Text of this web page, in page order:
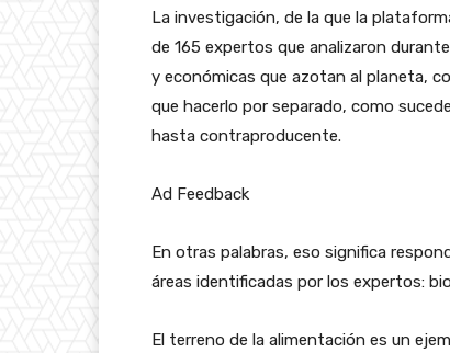
La investigación, de la que la
de 165 expertos que analizaron
y económicas que azotan al planeta,
que hacerlo por separado, como
hasta contraproducente.
Ad Feedback
En otras palabras, eso significa
áreas identificadas por los expertos:
El terreno de la alimentación es un